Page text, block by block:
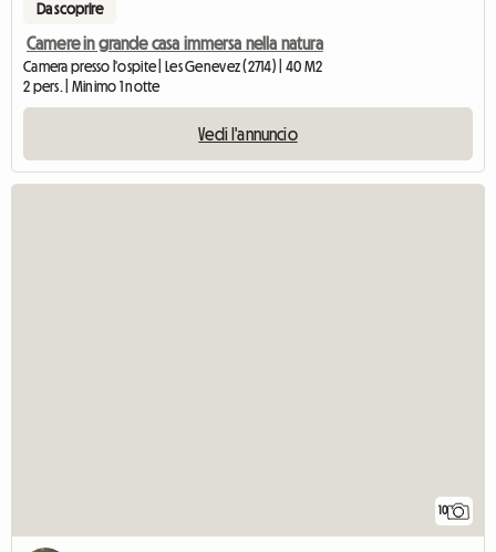
Da scoprire
Camere in grande casa immersa nella natura
Camera presso l'ospite | Les Genevez (2714) | 40 M2
2 pers. | Minimo 1 notte
Vedi l'annuncio
10